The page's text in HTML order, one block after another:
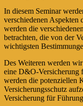
In diesem Seminar
verschiedenen
werden die
betrachten, die von der
wichtigsten
Des Weiteren werden
eine D&O-Versicherung
werden die potenziellen
Versicherungsschutz
Versicherung für